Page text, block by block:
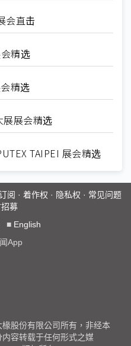
会直击
精选
精选
展会精选
TAIPEI 展会精选
阅 · 着作权 · 隐私权 · 常见问题
募
■ English
App
股份有限公司所有，非经本
容转载于任何形式之媒